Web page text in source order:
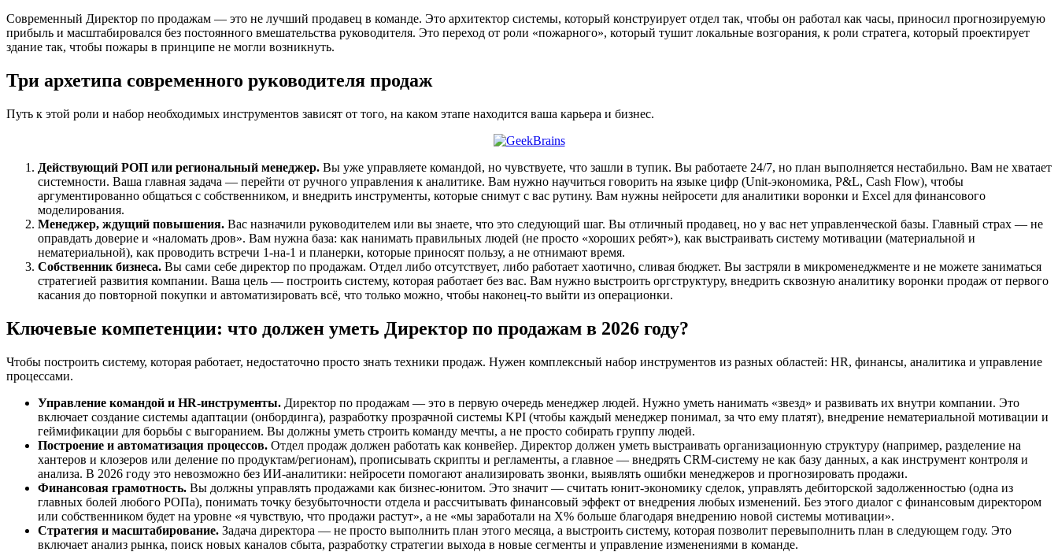
Современный Директор по продажам — это не лучший продавец в команде. Это архитектор системы, который конструирует отдел так, чтобы он работал как часы, приносил прогнозируемую
прибыль и масштабировался без постоянного вмешательства руководителя. Это переход от роли «пожарного», который тушит локальные возгорания, к роли стратега, который проектирует
здание так, чтобы пожары в принципе не могли возникнуть.
Три архетипа современного руководителя продаж
Путь к этой роли и набор необходимых инструментов зависят от того, на каком этапе находится ваша карьера и бизнес.
Действующий РОП или региональный менеджер. Вы уже управляете командой, но чувствуете, что зашли в тупик. Вы работаете 24/7, но план выполняется нестабильно. Вам не хватает
системности. Ваша главная задача — перейти от ручного управления к аналитике. Вам нужно научиться говорить на языке цифр (Unit-экономика, P&L, Cash Flow), чтобы
аргументированно общаться с собственником, и внедрить инструменты, которые снимут с вас рутину. Вам нужны нейросети для аналитики воронки и Excel для финансового
моделирования.
Менеджер, ждущий повышения. Вас назначили руководителем или вы знаете, что это следующий шаг. Вы отличный продавец, но у вас нет управленческой базы. Главный страх — не
оправдать доверие и «наломать дров». Вам нужна база: как нанимать правильных людей (не просто «хороших ребят»), как выстраивать систему мотивации (материальной и
нематериальной), как проводить встречи 1-на-1 и планерки, которые приносят пользу, а не отнимают время.
Собственник бизнеса. Вы сами себе директор по продажам. Отдел либо отсутствует, либо работает хаотично, сливая бюджет. Вы застряли в микроменеджменте и не можете заниматься
стратегией развития компании. Ваша цель — построить систему, которая работает без вас. Вам нужно выстроить оргструктуру, внедрить сквозную аналитику воронки продаж от первого
касания до повторной покупки и автоматизировать всё, что только можно, чтобы наконец-то выйти из операционки.
Ключевые компетенции: что должен уметь Директор по продажам в 2026 году?
Чтобы построить систему, которая работает, недостаточно просто знать техники продаж. Нужен комплексный набор инструментов из разных областей: HR, финансы, аналитика и управление
процессами.
Управление командой и HR-инструменты. Директор по продажам — это в первую очередь менеджер людей. Нужно уметь нанимать «звезд» и развивать их внутри компании. Это
включает создание системы адаптации (онбординга), разработку прозрачной системы KPI (чтобы каждый менеджер понимал, за что ему платят), внедрение нематериальной мотивации и
геймификации для борьбы с выгоранием. Вы должны уметь строить команду мечты, а не просто собирать группу людей.
Построение и автоматизация процессов. Отдел продаж должен работать как конвейер. Директор должен уметь выстраивать организационную структуру (например, разделение на
хантеров и клозеров или деление по продуктам/регионам), прописывать скрипты и регламенты, а главное — внедрять CRM-систему не как базу данных, а как инструмент контроля и
анализа. В 2026 году это невозможно без ИИ-аналитики: нейросети помогают анализировать звонки, выявлять ошибки менеджеров и прогнозировать продажи.
Финансовая грамотность. Вы должны управлять продажами как бизнес-юнитом. Это значит — считать юнит-экономику сделок, управлять дебиторской задолженностью (одна из
главных болей любого РОПа), понимать точку безубыточности отдела и рассчитывать финансовый эффект от внедрения любых изменений. Без этого диалог с финансовым директором
или собственником будет на уровне «я чувствую, что продажи растут», а не «мы заработали на X% больше благодаря внедрению новой системы мотивации».
Стратегия и масштабирование. Задача директора — не просто выполнить план этого месяца, а выстроить систему, которая позволит перевыполнить план в следующем году. Это
включает анализ рынка, поиск новых каналов сбыта, разработку стратегии выхода в новые сегменты и управление изменениями в команде.